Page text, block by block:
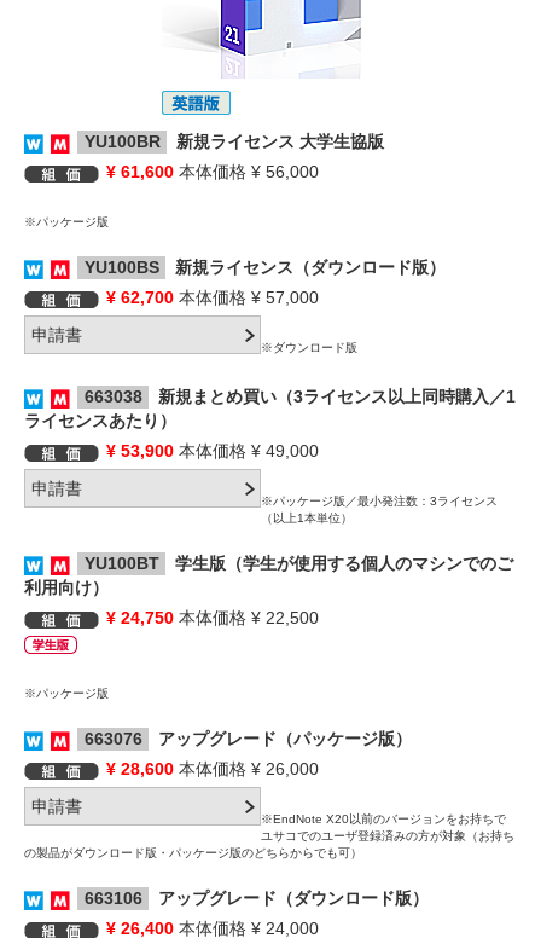
YU100BR
新規ライセンス 大学生協版
¥ 61,600 本体価格 ¥ 56,000
※パッケージ版
YU100BS
新規ライセンス（ダウンロード版）
¥ 62,700 本体価格 ¥ 57,000
※ダウンロード版
663038
新規まとめ買い（3ライセンス以上同時購入／1
ライセンスあたり）
¥ 53,900 本体価格 ¥ 49,000
※パッケージ版／最小発注数：3ライセンス
（以上1本単位）
YU100BT
学生版（学生が使用する個人のマシンでのご
利用向け）
¥ 24,750 本体価格 ¥ 22,500
※パッケージ版
663076
アップグレード（パッケージ版）
¥ 28,600 本体価格 ¥ 26,000
※EndNote X20以前のバージョンをお持ちで
ユサコでのユーザ登録済みの方が対象（お持ち
の製品がダウンロード版・パッケージ版のどちらからでも可）
663106
アップグレード（ダウンロード版）
¥ 26,400 本体価格 ¥ 24,000